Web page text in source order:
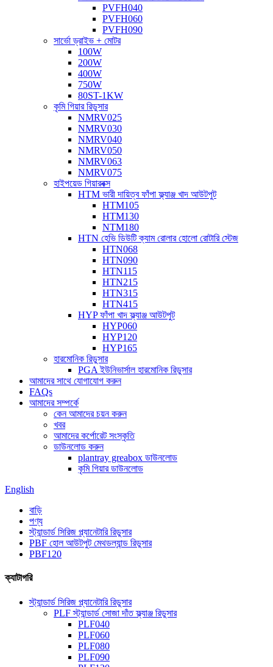
PVFH040
PVFH060
PVFH090
সার্ভো ড্রাইভ + মোটর
100W
200W
400W
750W
80ST-1KW
কৃমি গিয়ার রিডুসার
NMRV025
NMRV030
NMRV040
NMRV050
NMRV063
NMRV075
হাইপয়েড গিয়ারবক্স
HTM ভারী দায়িত্ব ফাঁপা ফ্ল্যাঞ্জ খাদ আউটপুট
HTM105
HTM130
NTM180
HTN হেভি ডিউটি ​​ক্যাম রোলার হোলো রোটারি স্টেজ
HTN068
HTN090
HTN115
HTN215
HTN315
HTN415
HYP ফাঁপা খাদ ফ্ল্যাঞ্জ আউটপুট
HYP060
HYP120
HYP165
হারমোনিক রিডুসার
PGA ইউনিভার্সাল হারমোনিক রিডুসার
আমাদের সাথে যোগাযোগ করুন
FAQs
আমাদের সম্পর্কে
কেন আমাদের চয়ন করুন
খবর
আমাদের কর্পোরেট সংস্কৃতি
ডাউনলোড করুন
plantray greabox ডাউনলোড
কৃমি গিয়ার ডাউনলোড
English
বাড়ি
পণ্য
স্ট্যান্ডার্ড সিরিজ প্ল্যানেটারি রিডুসার
PBF হোল আউটপুট মেথডল্যান্ড রিডুসার
PBF120
ক্যাটাগরি
স্ট্যান্ডার্ড সিরিজ প্ল্যানেটারি রিডুসার
PLF স্ট্যান্ডার্ড সোজা দাঁত ফ্ল্যাঞ্জ রিডুসার
PLF040
PLF060
PLF080
PLF090